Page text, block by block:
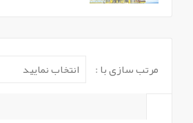
مرتب سازی با :